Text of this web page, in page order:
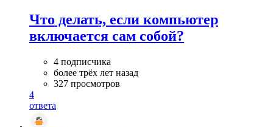
Что делать, если компьютер
включается сам собой?
4 подписчика
более трёх лет назад
327 просмотров
4
ответа